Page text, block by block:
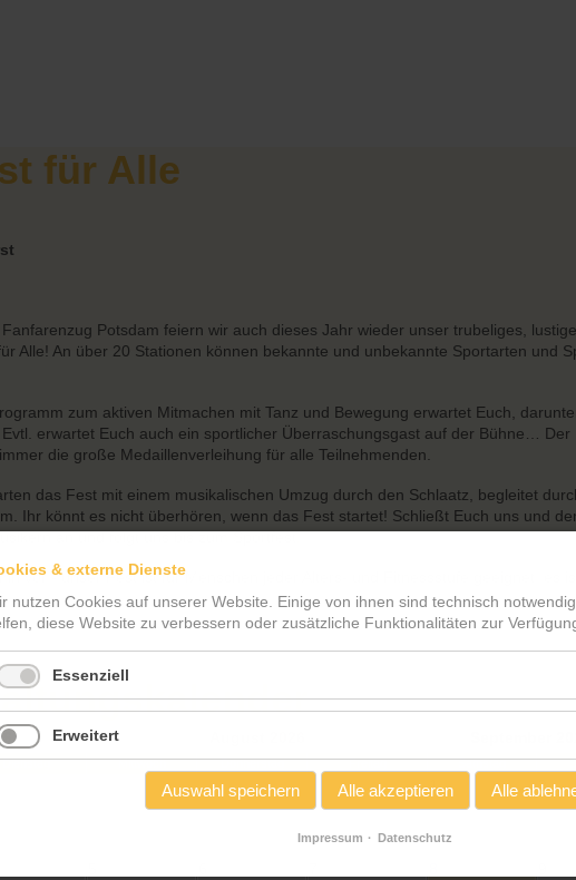
für Alle
Potsdam feiern wir auch dieses Jahr wieder unser trubeliges,
Alle! An über 20 Stationen können bekannte und unbekannte Sportarten und
zum aktiven Mitmachen mit Tanz und Bewegung erwartet Euch,
erwartet Euch auch ein sportlicher Überraschungsgast auf der Bühne… Der
die große Medaillenverleihung für alle Teilnehmenden.
das Fest mit einem musikalischen Umzug durch den Schlaatz, begleitet
Ihr könnt es nicht überhören, wenn das Fest startet! Schließt Euch uns und
an und folgt uns bis zum Sportfest!
vor - unser Fest ist für Menschen jeder Alters- und Fitnessstufe geeignet, es ist
Dienstag Mittwoch Donnerstag Freitag Samstag
1 2
& externe Dienste
nutzen Cookies auf unserer Website. Einige von ihnen sind technisch
diese Website zu verbessern oder zusätzliche Funktionalitäten zur
Essenziell
Erweitert
Auswahl speichern Alle akzeptieren Alle
Impressum Datenschutz